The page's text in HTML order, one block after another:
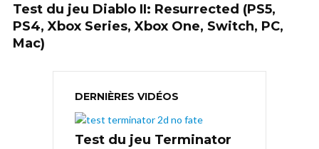
Test du jeu Diablo II: Resurrected (PS5,
PS4, Xbox Series, Xbox One, Switch, PC,
Mac)
DERNIÈRES VIDÉOS
Test du jeu Terminator